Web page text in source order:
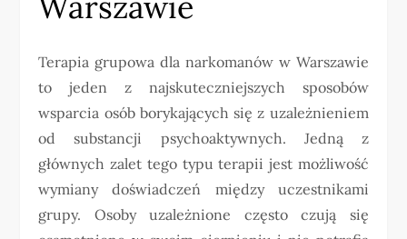
Terapia grupowa dla narkomanów w Warszawie
to jeden z najskuteczniejszych sposobów
wsparcia osób borykających się z uzależnieniem
od substancji psychoaktywnych. Jedną z
głównych zalet tego typu terapii jest możliwość
wymiany doświadczeń między uczestnikami
grupy. Osoby uzależnione często czują się